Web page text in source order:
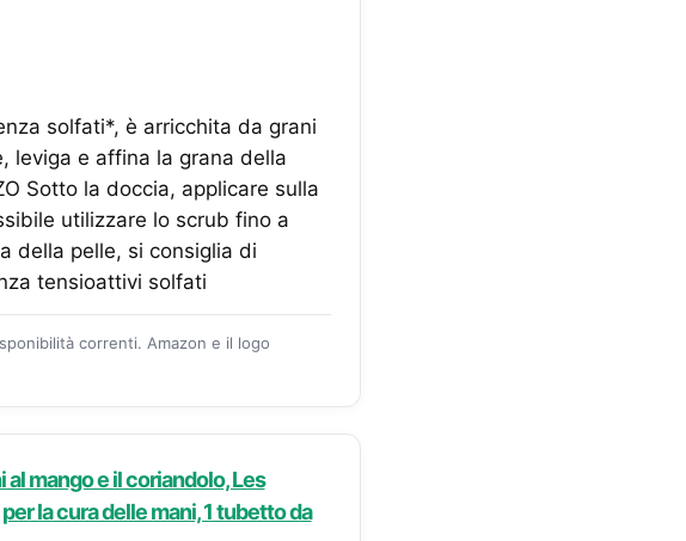
solfati*, è arricchita da grani
leviga e affina la grana della
Sotto la doccia, applicare sulla
utilizzare lo scrub fino a
della pelle, si consiglia di
tensioattivi solfati
correnti. Amazon e il logo
mango e il coriandolo, Les
la cura delle mani, 1 tubetto da